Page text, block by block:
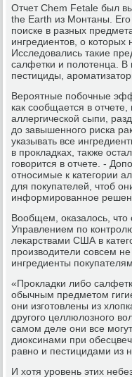
Отчет Chem Fetale был
the Earth из Монтаны. Его
поиске в разных
ингредиентов, о которых
Исследовались такие
салфетки и полотенца. В
пестициды,
Вероятные побочные
как сообщается в
аллергической сыпи,
до завышенного риска
указывать все
в прокладках, также
говорится в отчете. -
относимые к категории
для покупателей, чтоб
информированное
Вообщем, оказалось, что
Управлением по
лекарствами США в
производители совсем
ингредиенты покупателям.
«Прокладки либо
обычным предметом
они изготовлены из
другого целлюлозного
самом деле они все
диоксинами при
равно и пестицидами из
И хотя уровень этих